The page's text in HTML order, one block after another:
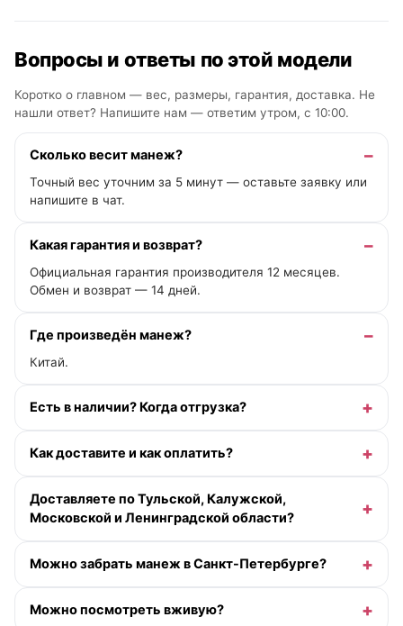
Вопросы и ответы по этой модели
Коротко о главном — вес, размеры, гарантия, доставка. Не
нашли ответ? Напишите нам — ответим утром, с 10:00.
Сколько весит манеж?
Точный вес уточним за 5 минут — оставьте заявку или
напишите в чат.
Какая гарантия и возврат?
Официальная гарантия производителя 12 месяцев.
Обмен и возврат — 14 дней.
Где произведён манеж?
Китай.
Есть в наличии? Когда отгрузка?
Как доставите и как оплатить?
Доставляете по Тульской, Калужской,
Московской и Ленинградской области?
Можно забрать манеж в Санкт-Петербурге?
Можно посмотреть вживую?